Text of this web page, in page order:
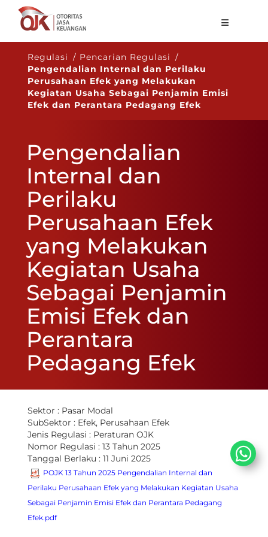
Tentang OJK
Fungsi Utama
Publikasi
Statistik
Layanan
Karir
ID
Regulasi / Pencarian Regulasi /
Pengendalian Internal dan Perilaku
Perusahaan Efek yang Melakukan
Kegiatan Usaha Sebagai Penjamin Emisi
Efek dan Perantara Pedagang Efek
Pengendalian
Internal dan
Perilaku
Perusahaan Efek
yang Melakukan
Kegiatan Usaha
Sebagai Penjamin
Emisi Efek dan
Perantara
Pedagang Efek
Sektor : Pasar Modal
SubSektor : Efek, Perusahaan Efek
Jenis Regulasi : Peraturan OJK
Nomor Regulasi :13 Tahun 2025
Tanggal Berlaku :11 Juni 2025
POJK 13 Tahun 2025 Pengendalian Internal dan
Perilaku Perusahaan Efek yang Melakukan Kegiatan Usaha
Sebagai Penjamin Emisi Efek dan Perantara Pedagang
Efek.pdf